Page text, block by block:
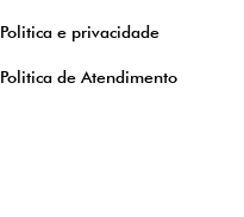
Politica e privacidade
Politica de Atendimento